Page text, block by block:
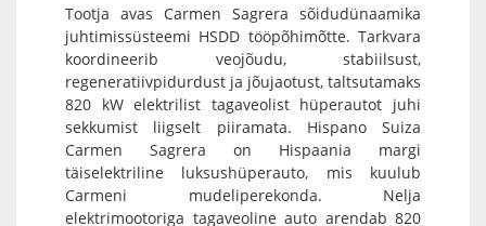
Tootja avas Carmen Sagrera sõidudünaamika
juhtimissüsteemi HSDD tööpõhimõtte. Tarkvara
koordineerib veojõudu, stabiilsust,
regeneratiivpidurdust ja jõujaotust, taltsutamaks
820 kW elektrilist tagaveolist hüperautot juhi
sekkumist liigselt piiramata. Hispano Suiza
Carmen Sagrera on Hispaania margi
täiselektriline luksushüperauto, mis kuulub
Carmeni mudeliperekonda. Nelja
elektrimootoriga tagaveoline auto arendab 820